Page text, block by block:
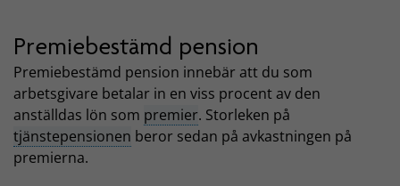
Premiebestämd pension
Premiebestämd pension innebär att du som
arbetsgivare betalar in en viss procent av den
anställdas lön som premier. Storleken på
tjänstepensionen beror sedan på avkastningen på
premierna.